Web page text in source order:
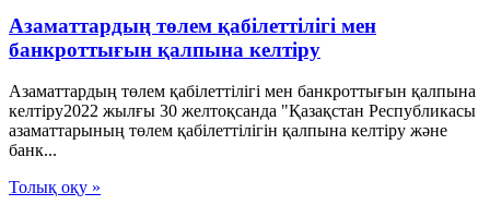
Азаматтардың төлем қабілеттілігі мен
банкроттығын қалпына келтіру
Азаматтардың төлем қабілеттілігі мен банкроттығын қалпына
келтіру2022 жылғы 30 желтоқсанда "Қазақстан Республикасы
азаматтарының төлем қабілеттілігін қалпына келтіру және
банк...
Толық оқу »